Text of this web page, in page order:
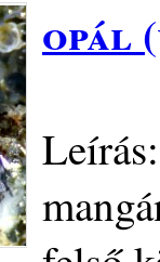
opál